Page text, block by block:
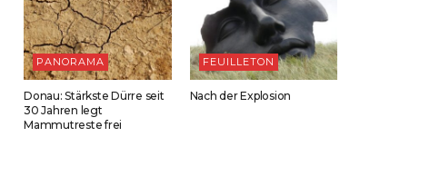
PANORAMA
Donau: Stärkste Dürre seit
30 Jahren legt
Mammutreste frei
FEUILLETON
Nach der Explosion